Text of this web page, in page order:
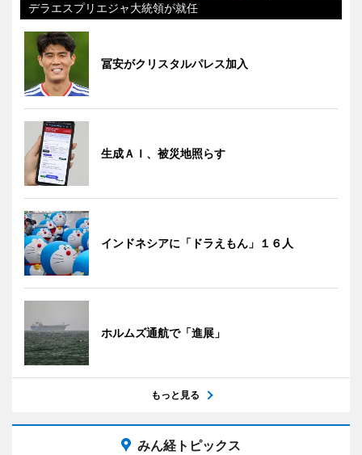
デラエスプリエジャ大統領が就任
冨安がクリスタルパレス加入
生成ＡＩ、被災地照らす
インドネシアに「ドラえもん」１６人
ホルムズ通航で「進展」
もっと見る
みん経トピックス